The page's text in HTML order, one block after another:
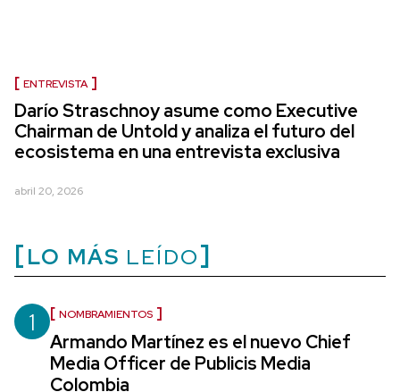
ENTREVISTA
Darío Straschnoy asume como Executive
Chairman de Untold y analiza el futuro del
ecosistema en una entrevista exclusiva
abril 20, 2026
LO MÁS LEÍDO
1 NOMBRAMIENTOS
Armando Martínez es el nuevo Chief
Media Officer de Publicis Media
Colombia